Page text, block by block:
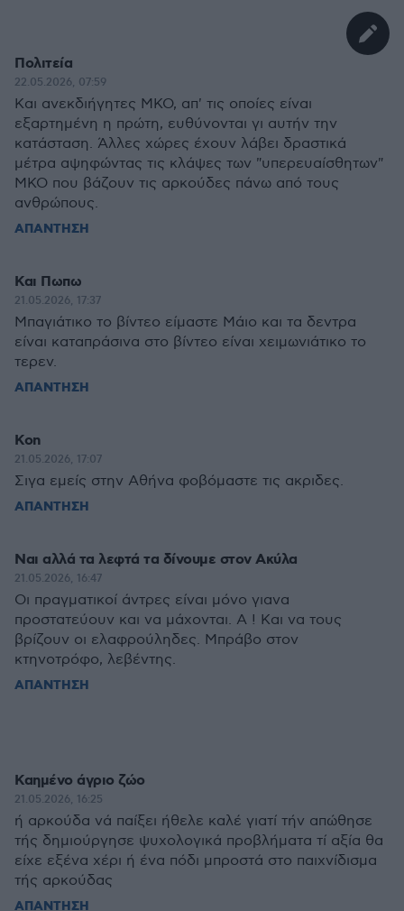
Πολιτεία
22.05.2026, 07:59
Και ανεκδιήγητες ΜΚΟ, απ' τις οποίες είναι
εξαρτημένη η πρώτη, ευθύνονται γι αυτήν την
κατάσταση. Άλλες χώρες έχουν λάβει δραστικά
μέτρα αψηφώντας τις κλάψες των "υπερευαίσθητων"
ΜΚΟ που βάζουν τις αρκούδες πάνω από τους
ανθρώπους.
ΑΠΑΝΤΗΣΗ
Και Πωπω
21.05.2026, 17:37
Μπαγιάτικο το βίντεο είμαστε Μάιο και τα δεντρα
είναι καταπράσινα στο βίντεο είναι χειμωνιάτικο το
τερεν.
ΑΠΑΝΤΗΣΗ
Kon
21.05.2026, 17:07
Σιγα εμείς στην Αθήνα φοβόμαστε τις ακριδες.
ΑΠΑΝΤΗΣΗ
Ναι αλλά τα λεφτά τα δίνουμε στον Ακύλα
21.05.2026, 16:47
Οι πραγματικοί άντρες είναι μόνο γιανα
προστατεύουν και να μάχονται. Α ! Και να τους
βρίζουν οι ελαφρούληδες. Μπράβο στον
κτηνοτρόφο, λεβέντης.
ΑΠΑΝΤΗΣΗ
Καημένο άγριο ζώο
21.05.2026, 16:25
ή αρκούδα νά παίξει ήθελε καλέ γιατί τήν απώθησε
τής δημιούργησε ψυχολογικά προβλήματα τί αξία θα
είχε εξένα χέρι ή ένα πόδι μπροστά στο παιχνίδισμα
τής αρκούδας
ΑΠΑΝΤΗΣΗ